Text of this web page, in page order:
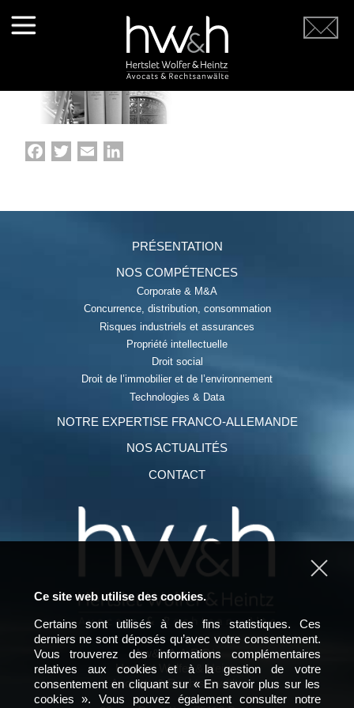
tetiere-hwh_06
FacebookTwitterEmail
PRÉSENTATION
NOS COMPÉTENCES
Corporate & M&A
Concurrence, distribution, consommation
Risques industriels et assurances
Propriété intellectuelle
Droit social
Droit de l’immobilier et de l’environnement
Technologies & Data
NOTRE EXPERTISE FRANCO-ALLEMANDE
NOS ACTUALITÉS
CONTACT
hw&h A.A.R.P.I.
Hertslet Wolfer & Heintz
Avocats & Rechtsanwälte
Ce site web utilise des cookies.
Certains sont utilisés à des fins statistiques. Ces
derniers ne sont déposés qu’avec votre consentement.
Vous trouverez des informations complémentaires
relatives aux cookies et à la gestion de votre
consentement en cliquant sur « En savoir plus sur les
cookies ». Vous pouvez également consulter notre